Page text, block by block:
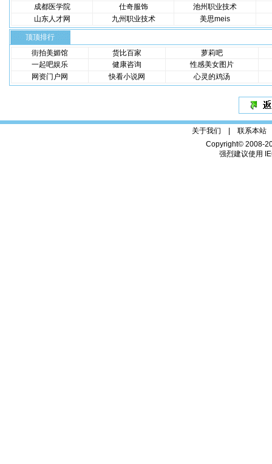
成都医学院
仕奇服饰
池州职业技术
山东人才网
九州职业技术 美思meis
顶顶排行
街拍美媚馆
货比百家
萝莉吧
一起吧娱乐
健康咨询
性感美女图片
网资门户网
快看小说网 心灵的鸡汤
关于我们 | 联系本站
Copyright© 2008-
强烈建议使用